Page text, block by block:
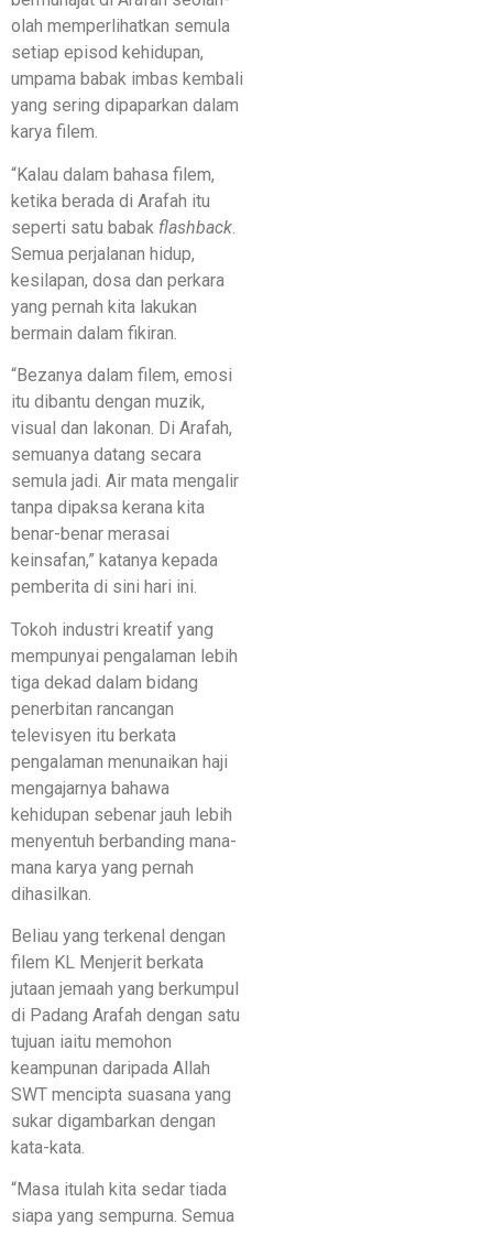
olah memperlihatkan semula
setiap episod kehidupan,
umpama babak imbas kembali
yang sering dipaparkan dalam
karya filem.
“Kalau dalam bahasa filem,
ketika berada di Arafah itu
seperti satu babak flashback
Semua perjalanan hidup,
kesilapan, dosa dan perkara
yang pernah kita lakukan
bermain dalam fikiran.
“Bezanya dalam filem, emosi
itu dibantu dengan muzik,
visual dan lakonan. Di Arafah,
semuanya datang secara
semula jadi. Air mata mengalir
tanpa dipaksa kerana kita
benar-benar merasai
keinsafan,” katanya kepada
pemberita di sini hari ini.
Tokoh industri kreatif yang
mempunyai pengalaman lebih
tiga dekad dalam bidang
penerbitan rancangan
televisyen itu berkata
pengalaman menunaikan haji
mengajarnya bahawa
kehidupan sebenar jauh lebih
menyentuh berbanding mana-
mana karya yang pernah
dihasilkan.
Beliau yang terkenal dengan
filem KL Menjerit berkata
jutaan jemaah yang berkumpul
di Padang Arafah dengan satu
tujuan iaitu memohon
keampunan daripada Allah
SWT mencipta suasana yang
sukar digambarkan dengan
kata-kata.
“Masa itulah kita sedar tiada
siapa yang sempurna. Semua